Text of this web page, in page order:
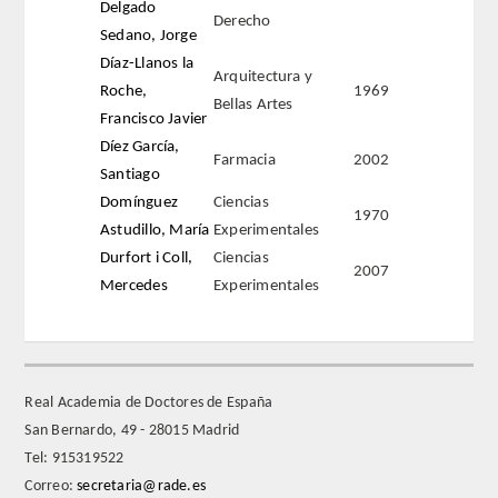
MEDICINA
CIENCIAS EXPERIMENTALES
Delgado
Sedano, Jorge
Derecho
Díaz-Llanos la
Roche,
Francisco Javier
Arquitectura y
Bellas Artes
1969
Díez García,
Santiago
Farmacia 2002
Domínguez
Astudillo, María
Ciencias
Experimentales
1970
Durfort i Coll,
Mercedes
Ciencias
Experimentales
2007
Real Academia de Doctores de España
San Bernardo, 49 - 28015 Madrid
Tel: 915319522
Correo:secretaria@rade.es